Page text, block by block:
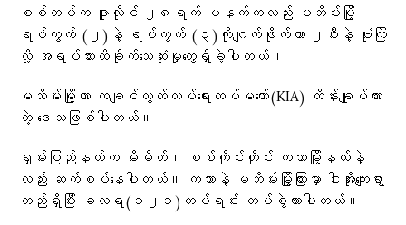
စစ်တပ်က ဇူလိုင် ၂၈ရက် မနက်ကလည်း မဘိမ်းမြို့
ရပ်ကွက် (၂)နဲ့ ရပ်ကွက် (၃)ကိုဂျက်ဖိုက်တာ ၂စီးနဲ့ ဗုံးကြဲ
လို့ အရပ်သားထိခိုက်သေဆုံးမှုတွေရှိခဲ့ပါတယ်။
မဘိမ်းမြို့ဟာ ကချင်လွတ်လပ်ရေးတပ်မတော်(KIA) ထိန်းချုပ်ထား
တဲ့ ဒေသဖြစ်ပါတယ်။
ရှမ်းပြည်နယ်က မိုးမိတ်၊ စစ်ကိုင်းတိုင်း ကသာမြို့နယ်နဲ့
လည်း ဆက်စပ်နေပါတယ်။ ကသာနဲ့ မဘိမ်းမြို့ကြားမှာ ငါးအိုးကျေးရွာ
တည်ရှိပြီး ခလရ(၁၂၁)တပ်ရင်း တပ်စွဲထားပါတယ်။